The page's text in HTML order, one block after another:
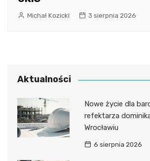
Michał Kozicki 3 sierpnia 2026
Aktualności
Nowe życie dla
refektarza
Wrocławiu
6 sierpnia 2026